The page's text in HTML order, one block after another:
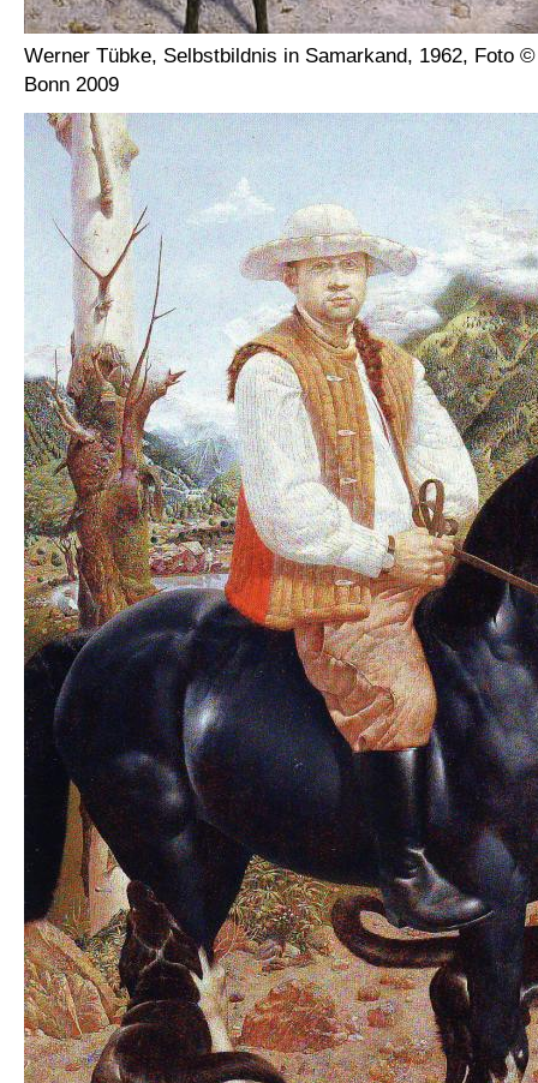
Werner Tübke, Selbstbildnis in Samarkand, 1962, Foto
Bonn 2009